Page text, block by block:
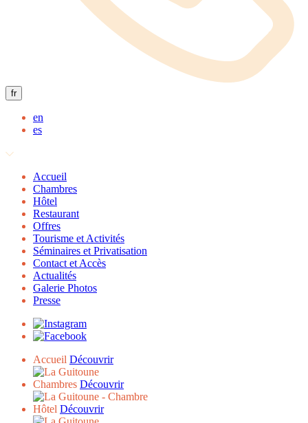
fr
en
es
Accueil
Chambres
Hôtel
Restaurant
Offres
Tourisme et Activités
Séminaires et Privatisation
Contact et Accès
Actualités
Galerie Photos
Presse
Accueil Découvrir
Chambres Découvrir
Hôtel Découvrir